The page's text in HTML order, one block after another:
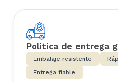
Política de entrega
Embalaje resistente
Entrega fiable